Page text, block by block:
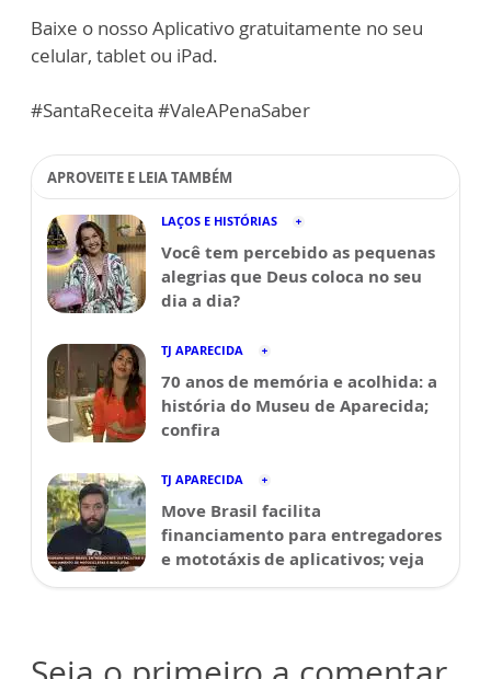
Baixe o nosso Aplicativo gratuitamente no seu
celular, tablet ou iPad.
#SantaReceita #ValeAPenaSaber
APROVEITE E LEIA TAMBÉM
LAÇOS E HISTÓRIAS
Você tem percebido as pequenas
alegrias que Deus coloca no seu
dia a dia?
TJ APARECIDA
70 anos de memória e acolhida: a
história do Museu de Aparecida;
confira
TJ APARECIDA
Move Brasil facilita
financiamento para entregadores
e mototáxis de aplicativos; veja